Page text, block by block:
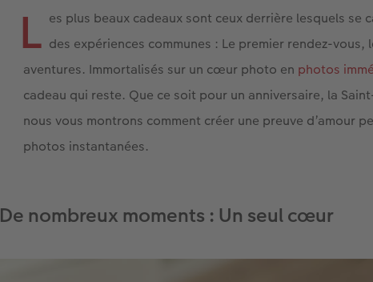
L es plus beaux cadeaux sont ceux derrière lesquels se
des expériences communes : Le premier rendez-
aventures. Immortalisés sur un cœur photo en photos
cadeau qui reste. Que ce soit pour un anniversaire, la
nous vous montrons comment créer une preuve d’amour
photos instantanées.
De nombreux moments : Un seul cœur